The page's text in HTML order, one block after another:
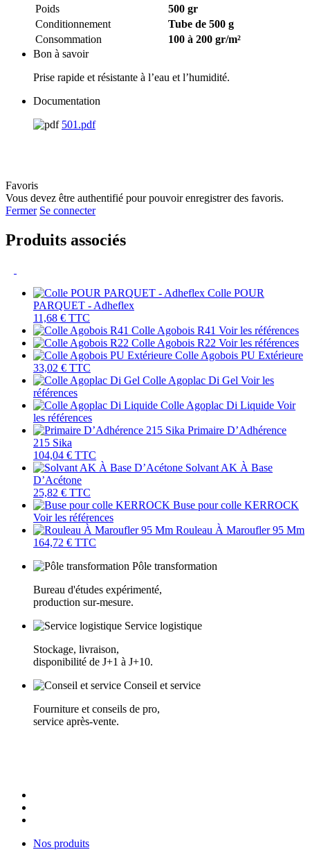
Poids
500 gr
Conditionnement
Tube de 500 g
Consommation
100 à 200 gr/m²
Bon à savoir
Prise rapide et résistante à l’eau et l’humidité.
Documentation
501.pdf
Favoris
Vous devez être authentifié pour pouvoir enregistrer des favoris.
Fermer Se connecter
Produits associés
Colle POUR
PARQUET - Adheflex
11,68 € TTC
Colle Agobois R41 Voir les références
Colle Agobois R22 Voir les références
Colle Agobois PU Extérieure
33,02 € TTC
Colle Agoplac Di Gel Voir les
références
Colle Agoplac Di Liquide Voir
les références
Primaire D’Adhérence
215 Sika
104,04 € TTC
Solvant AK À Base
D’Acétone
25,82 € TTC
Buse pour colle KERROCK
Voir les références
Rouleau À Maroufler 95 Mm
164,72 € TTC
Pôle transformation
Bureau d'études expérimenté,
production sur-mesure.
Service logistique
Stockage, livraison,
disponibilité de J+1 à J+10.
Conseil et service
Fourniture et conseils de pro,
service après-vente.
Nos produits